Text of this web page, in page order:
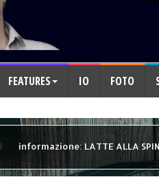
FEATURES IO FOTO
informazione: LATTE ALLA